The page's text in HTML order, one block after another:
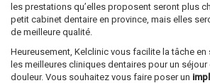
les prestations qu’elles proposent seront plus
petit cabinet dentaire en province, mais elles
de meilleure qualité.
Heureusement, Kelclinic vous facilite la tâche
les meilleures cliniques dentaires pour un
douleur. Vous souhaitez vous faire poser un